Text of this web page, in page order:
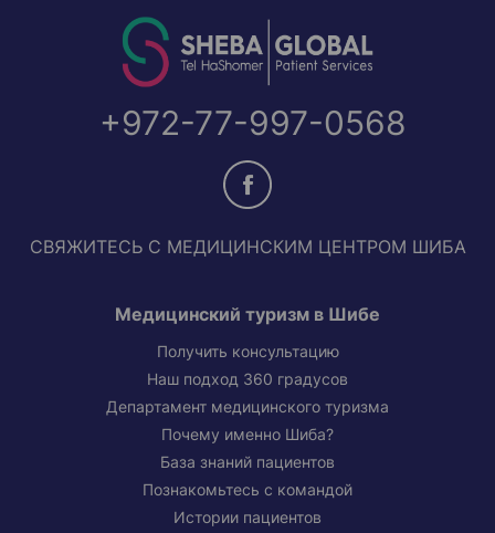
+972-77-997-0568
СВЯЖИТЕСЬ С МЕДИЦИНСКИМ ЦЕНТРОМ ШИБА
Медицинский туризм в Шибе
Получить консультацию
Наш подход 360 градусов
Департамент медицинского туризма
Почему именно Шиба?
База знаний пациентов
Познакомьтесь с командой
Истории пациентов